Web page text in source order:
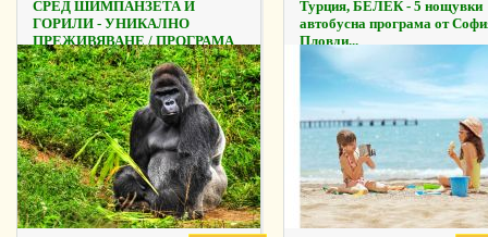
СРЕД ШИМПАНЗЕТА И
ГОРИЛИ - УНИКАЛНО
ПРЕЖИВЯВАНЕ / ПРОГРАМА
...
Турция, БЕЛЕК - 5 нощувки
автобусна програма от
Пловди...